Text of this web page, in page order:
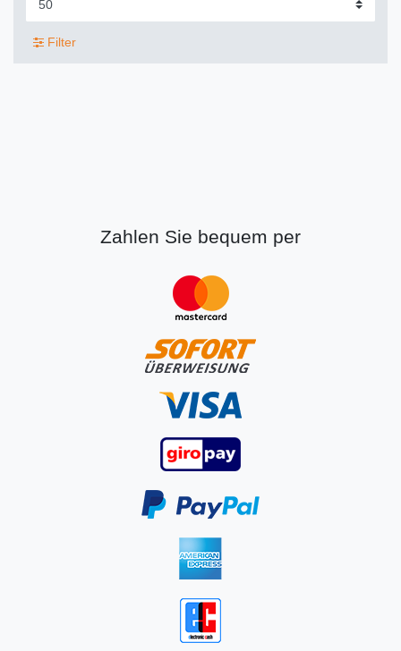
Filter
Zahlen Sie bequem per